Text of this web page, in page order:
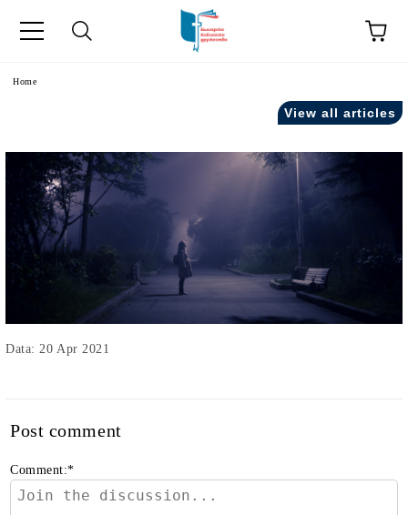
Home
View all articles
Data: 20 Apr 2021
Post comment
Comment:*